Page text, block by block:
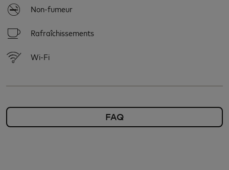
Non-fumeur
Rafraîchissements
Wi-Fi
FAQ